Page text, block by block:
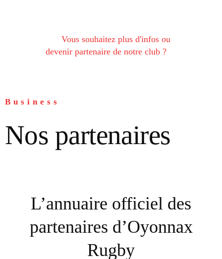
Vous souhaitez plus d'infos ou
devenir partenaire de notre club ?
Business
Nos partenaires
L’annuaire officiel des
partenaires d’Oyonnax
Rugby